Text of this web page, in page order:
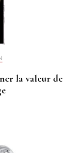
la valeur de